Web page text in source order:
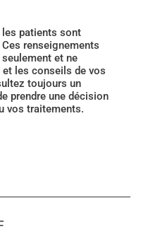
patients sont
renseignements
et ne
et les conseils de vos
toujours un
prendre une décision
vos traitements.